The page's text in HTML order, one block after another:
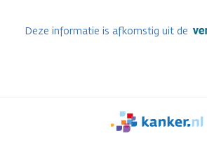
Deze informatie is afkomstig uit de
We